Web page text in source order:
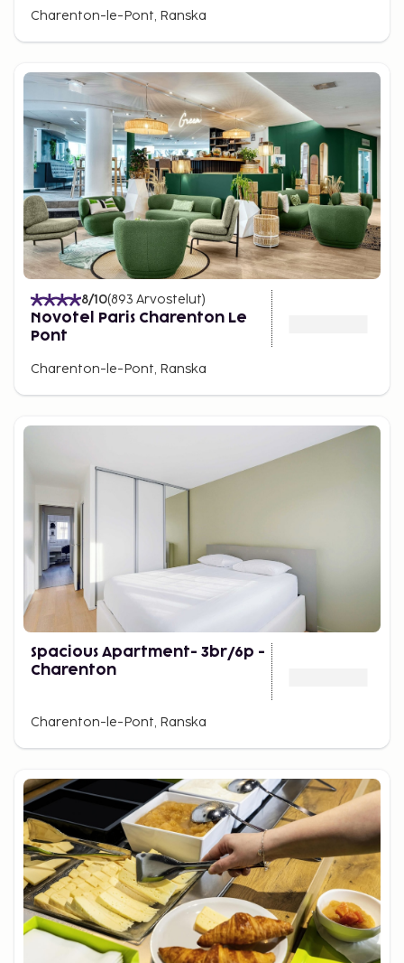
Charenton-le-Pont, Ranska
8/10(893 Arvostelut)
Novotel Paris Charenton Le
Pont
Charenton-le-Pont, Ranska
Spacious Apartment- 3br/6p -
Charenton
Charenton-le-Pont, Ranska